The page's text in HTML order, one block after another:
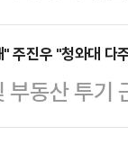
들을 이기기
라며 이같
에 붙일 이
에로로 '
해주는 삐
으로서 사
권에 따르
주진우 "청와대 다
부동산 투기
"며 국민